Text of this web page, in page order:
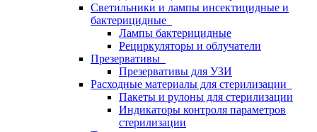
Светильники и лампы инсектицидные и
бактерицидные
Лампы бактерицидные
Рециркуляторы и облучатели
Презервативы
Презервативы для УЗИ
Расходные материалы для стерилизации
Пакеты и рулоны для стерилизации
Индикаторы контроля параметров
стерилизации